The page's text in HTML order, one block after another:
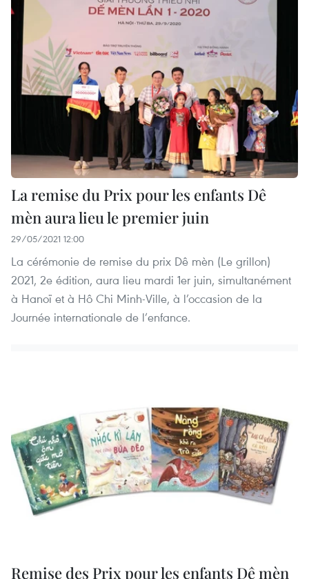
La remise du Prix pour les enfants Dê
mèn aura lieu le premier juin
29/05/2021 12:00
La cérémonie de remise du prix Dê mèn (Le grillon)
2021, 2e édition, aura lieu mardi 1er juin, simultanément
à Hanoï et à Hô Chi Minh-Ville, à l’occasion de la
Journée internationale de l’enfance.
Remise des Prix pour les enfants Dê mèn